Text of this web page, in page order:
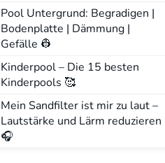
Pool Untergrund: Begradigen |
Bodenplatte | Dämmung |
Gefälle 👷
Kinderpool – Die 15 besten
Kinderpools 🥰
Mein Sandfilter ist mir zu laut –
Lautstärke und Lärm reduzieren
🎧